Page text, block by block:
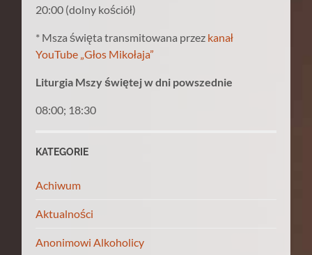
20:00 (dolny kościół)
* Msza święta transmitowana przez kanał
YouTube „Głos Mikołaja”
Liturgia Mszy świętej w dni powszednie
08:00; 18:30
KATEGORIE
Achiwum
Aktualności
Anonimowi Alkoholicy